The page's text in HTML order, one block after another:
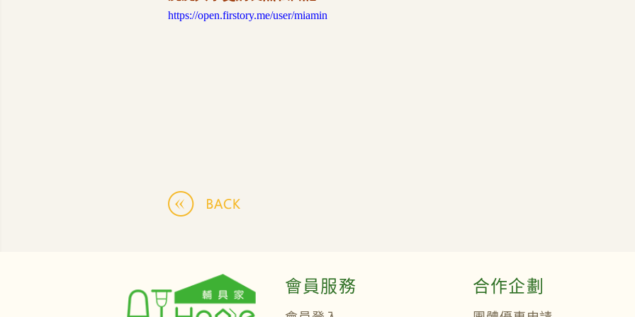
https://open.firstory.me/user/miamin
會員服務 合作企劃